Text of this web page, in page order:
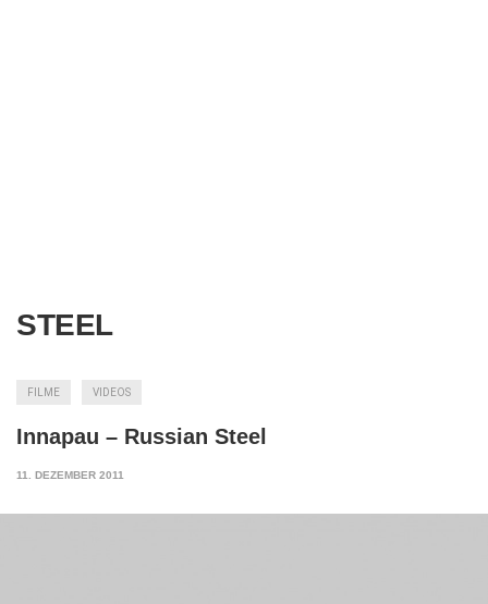
STEEL
FILME VIDEOS
Innapau – Russian Steel
11. DEZEMBER 2011